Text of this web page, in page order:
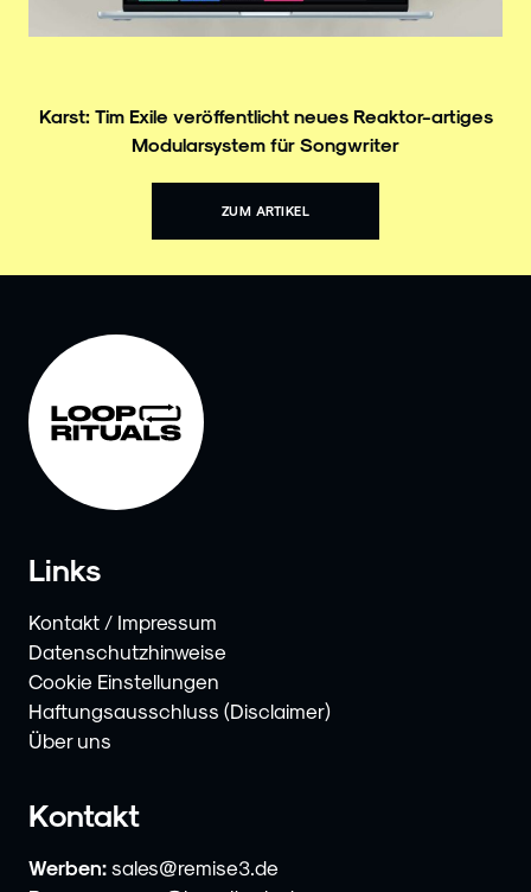
Karst: Tim Exile veröffentlicht neues Reaktor-artiges
Modularsystem für Songwriter
ZUM ARTIKEL
Links
Kontakt / Impressum
Datenschutzhinweise
Cookie Einstellungen
Haftungsausschluss (Disclaimer)
Über uns
Kontakt
Werben: sales@remise3.de